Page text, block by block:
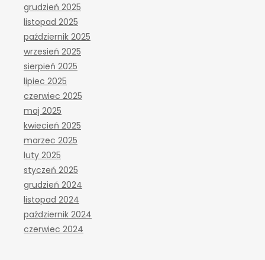
grudzień 2025
listopad 2025
październik 2025
wrzesień 2025
sierpień 2025
lipiec 2025
czerwiec 2025
maj 2025
kwiecień 2025
marzec 2025
luty 2025
styczeń 2025
grudzień 2024
listopad 2024
październik 2024
czerwiec 2024